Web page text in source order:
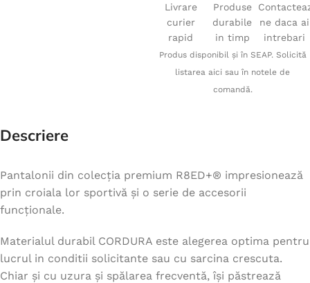
Livrare
curier
rapid
Produse
durabile
in timp
ne daca ai
intrebari
Produs disponibil și în SEAP. Solicită
listarea aici sau în notele de
comandă.
Descriere
Pantalonii din colecția premium R8ED+® impresionează
prin croiala lor sportivă și o serie de accesorii
funcționale.
Materialul durabil CORDURA este alegerea optima pentru
lucrul in conditii solicitante sau cu sarcina crescuta.
Chiar și cu uzura și spălarea frecventă, își păstrează